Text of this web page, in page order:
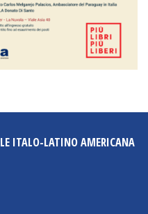
ITALO-LATINO AMERICANA